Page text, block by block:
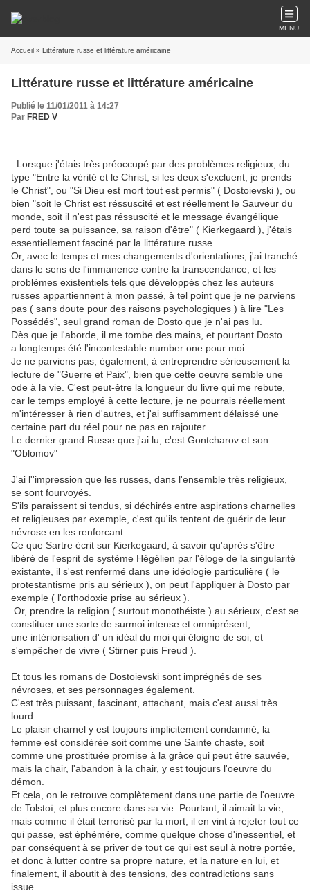
MENU
Accueil » Littérature russe et littérature américaine
Littérature russe et littérature américaine
Publié le 11/01/2011 à 14:27
Par FRED V
Lorsque j'étais très préoccupé par des problèmes religieux, du
type "Entre la vérité et le Christ, si les deux s'excluent, je prends
le Christ", ou "Si Dieu est mort tout est permis" ( Dostoievski ), ou
bien "soit le Christ est réssuscité et est réellement le Sauveur du
monde, soit il n'est pas réssuscité et le message évangélique
perd toute sa puissance, sa raison d'être" ( Kierkegaard ), j'étais
essentiellement fasciné par la littérature russe.
Or, avec le temps et mes changements d'orientations, j'ai tranché
dans le sens de l'immanence contre la transcendance, et les
problèmes existentiels tels que développés chez les auteurs
russes appartiennent à mon passé, à tel point que je ne parviens
pas ( sans doute pour des raisons psychologiques ) à lire "Les
Possédés", seul grand roman de Dosto que je n'ai pas lu.
Dès que je l'aborde, il me tombe des mains, et pourtant Dosto
a longtemps été l'incontestable number one pour moi.
Je ne parviens pas, également, à entreprendre sérieusement la
lecture de "Guerre et Paix", bien que cette oeuvre semble une
ode à la vie. C'est peut-être la longueur du livre qui me rebute,
car le temps employé à cette lecture, je ne pourrais réellement
m'intéresser à rien d'autres, et j'ai suffisamment délaissé une
certaine part du réel pour ne pas en rajouter.
Le dernier grand Russe que j'ai lu, c'est Gontcharov et son
"Oblomov"
J'ai l''impression que les russes, dans l'ensemble très religieux,
se sont fourvoyés.
S'ils paraissent si tendus, si déchirés entre aspirations charnelles
et religieuses par exemple, c'est qu'ils tentent de guérir de leur
névrose en les renforcant.
Ce que Sartre écrit sur Kierkegaard, à savoir qu'après s'être
libéré de l'esprit de système Hégélien par l'éloge de la singularité
existante, il s'est renfermé dans une idéologie particulière ( le
protestantisme pris au sérieux ), on peut l'appliquer à Dosto par
exemple ( l'orthodoxie prise au sérieux ).
Or, prendre la religion ( surtout monothéiste ) au sérieux, c'est se
constituer une sorte de surmoi intense et omniprésent,
une intériorisation d' un idéal du moi qui éloigne de soi, et
s'empêcher de vivre ( Stirner puis Freud ).
Et tous les romans de Dostoievski sont imprégnés de ses
névroses, et ses personnages également.
C'est très puissant, fascinant, attachant, mais c'est aussi très
lourd.
Le plaisir charnel y est toujours implicitement condamné, la
femme est considérée soit comme une Sainte chaste, soit
comme une prostituée promise à la grâce qui peut être sauvée,
mais la chair, l'abandon à la chair, y est toujours l'oeuvre du
démon.
Et cela, on le retrouve complètement dans une partie de l'oeuvre
de Tolstoï, et plus encore dans sa vie. Pourtant, il aimait la vie,
mais comme il était terrorisé par la mort, il en vint à rejeter tout ce
qui passe, est éphèmère, comme quelque chose d'inessentiel, et
par conséquent à se priver de tout ce qui est seul à notre portée,
et donc à lutter contre sa propre nature, et la nature en lui, et
finalement, il aboutit à des tensions, des contradictions sans
issue.